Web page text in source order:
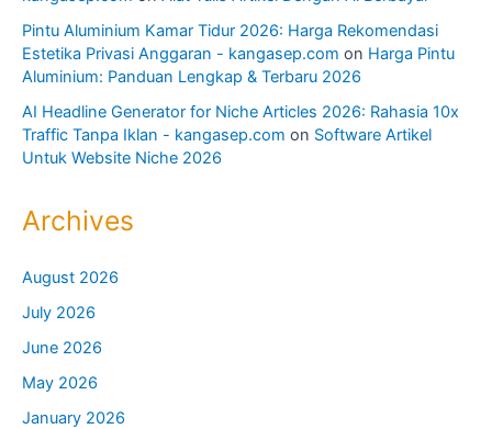
Pintu Aluminium Kamar Tidur 2026: Harga Rekomendasi
Estetika Privasi Anggaran - kangasep.com on Harga Pintu
Aluminium: Panduan Lengkap & Terbaru 2026
AI Headline Generator for Niche Articles 2026: Rahasia 10x
Traffic Tanpa Iklan - kangasep.com on Software Artikel
Untuk Website Niche 2026
Archives
August 2026
July 2026
June 2026
May 2026
January 2026